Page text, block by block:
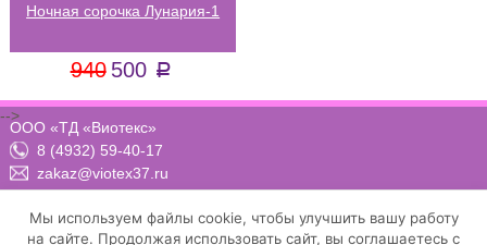
Ночная сорочка Лунария-1
940 500 a
ООО «ТД «Виотекс»
8 (4932) 59-40-17
zakaz@viotex37.ru
-->
Мы используем файлы cookie, чтобы улучшить вашу работу
на сайте. Продолжая использовать сайт, вы соглашаетесь с